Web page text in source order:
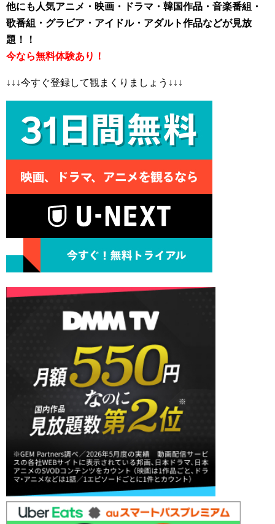
他にも人気アニメ・映画・ドラマ・韓国作品・音楽番組・
歌番組・グラビア・アイドル・アダルト作品などが見放
題！！
今なら無料体験あり！
↓↓↓今すぐ登録して観まくりましょう↓↓↓